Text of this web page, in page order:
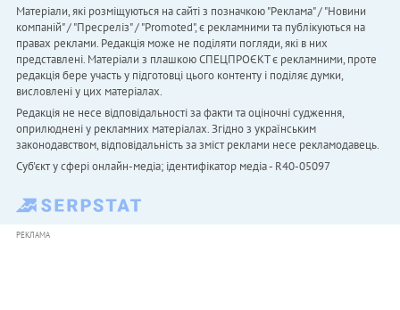
Матеріали, які розміщуються на сайті з позначкою "Реклама" / "Новини
компаній" / "Пресреліз" / "Promoted", є рекламними та публікуються на
правах реклами. Редакція може не поділяти погляди, які в них
представлені. Матеріали з плашкою СПЕЦПРОЄКТ є рекламними, проте
редакція бере участь у підготовці цього контенту і поділяє думки,
висловлені у цих матеріалах.
Редакція не несе відповідальності за факти та оціночні судження,
оприлюднені у рекламних матеріалах. Згідно з українським
законодавством, відповідальність за зміст реклами несе рекламодавець.
Cуб'єкт у сфері онлайн-медіа; ідентифікатор медіа - R40-05097
РЕКЛАМА